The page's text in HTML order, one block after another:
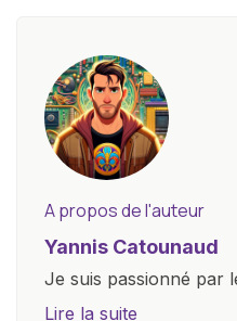
A propos de l'auteur
Yannis Catounaud
Je suis passionné par
plus jeune âge. Mon
Lire la suite